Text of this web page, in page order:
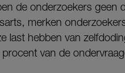
de onderzoekers geen
merken
last hebben van
van de